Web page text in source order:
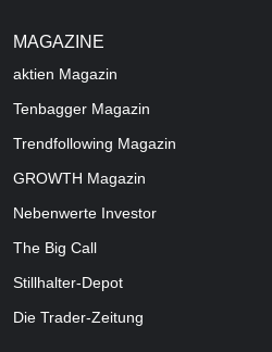
MAGAZINE
aktien Magazin
Tenbagger Magazin
Trendfollowing Magazin
GROWTH Magazin
Nebenwerte Investor
The Big Call
Stillhalter-Depot
Die Trader-Zeitung